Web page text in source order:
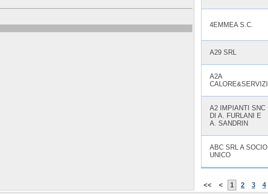
4EMMEA S.C.
A29 SRL
A2A
CALORE&SERVIZI
A2 IMPIANTI SNC
DI A. FURLANI E
A. SANDRIN
ABC SRL A SOCIO
UNICO
<< < 1 2 3 4